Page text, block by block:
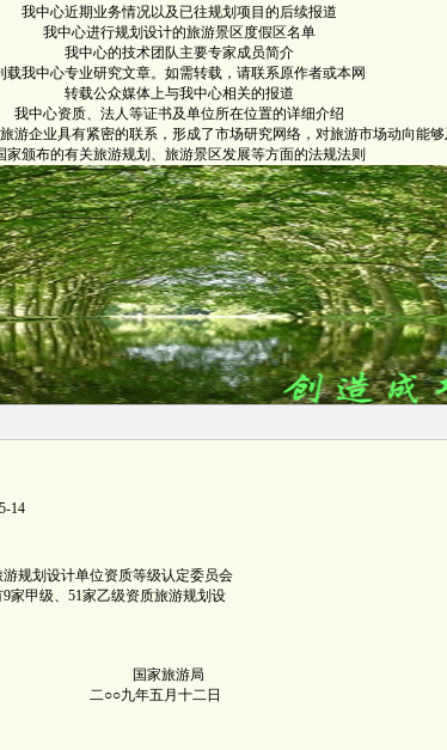
我中心近期业务情况以及已往规划项目的后续报道
我中心进行规划设计的旅游景区度假区名单
我中心的技术团队主要专家成员简介
载我中心专业研究文章。如需转载，请联系原作者或本网
转载公众媒体上与我中心相关的报道
我中心资质、法人等证书及单位所在位置的详细介绍
游企业具有紧密的联系，形成了市场研究网络，对旅游市场动向能
家颁布的有关旅游规划、旅游景区发展等方面的法规法则
14
规划设计单位资质等级认定委员会
家甲级、51家乙级资质旅游规划设
局
二日